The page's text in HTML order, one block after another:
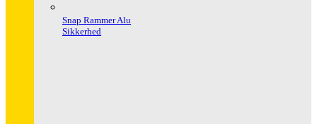
Snap Rammer Alu
Sikkerhed